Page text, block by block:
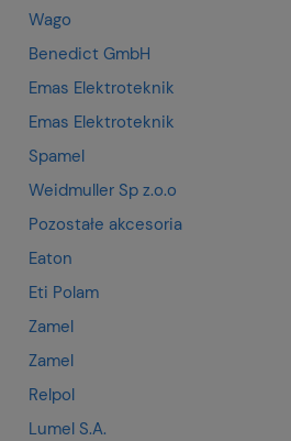
Wago
Benedict GmbH
Emas Elektroteknik
Emas Elektroteknik
Spamel
Weidmuller Sp z.o.o
Pozostałe akcesoria
Eaton
Eti Polam
Zamel
Zamel
Relpol
Lumel S.A.